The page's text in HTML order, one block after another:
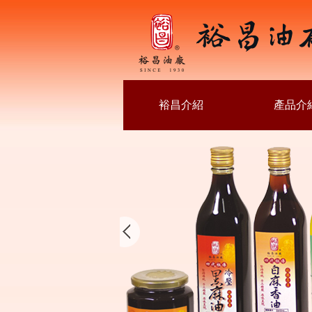
裕昌介紹 產品介